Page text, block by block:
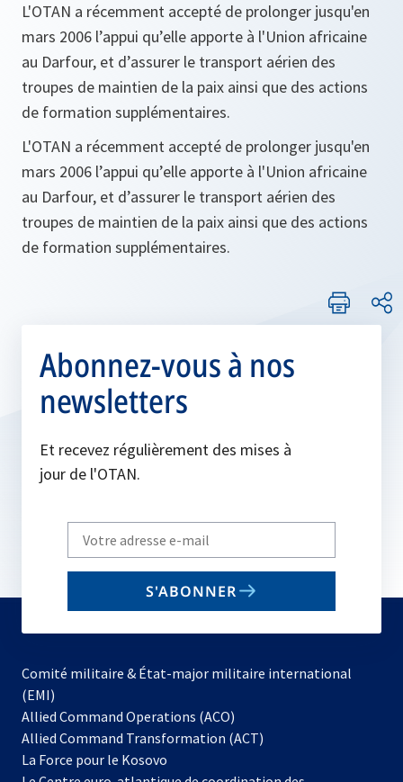
L'OTAN a récemment accepté de prolonger jusqu'en
mars 2006 l’appui qu’elle apporte à l'Union africaine
au Darfour, et d’assurer le transport aérien des
troupes de maintien de la paix ainsi que des actions
de formation supplémentaires.
L'OTAN a récemment accepté de prolonger jusqu'en
mars 2006 l’appui qu’elle apporte à l'Union africaine
au Darfour, et d’assurer le transport aérien des
troupes de maintien de la paix ainsi que des actions
de formation supplémentaires.
Abonnez-vous à nos
newsletters
Et recevez régulièrement des mises à
jour de l'OTAN.
Write
your
email
S'ABONNER
Comité militaire & État-major militaire international
(EMI)
Allied Command Operations (ACO)
dans
Allied Command Transformation (ACT)
La Force pour le Kosovo